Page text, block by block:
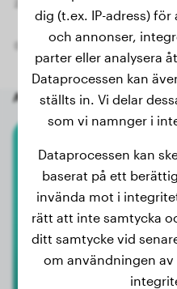
Andra slumpmässiga
Mia
dig (t.ex. IP-adress)
och annonser,
parter eller analysera
Dataprocessen kan
ställts in. Vi delar
som vi namnger i
Dataprocessen kan
baserat på ett
invända mot i
rätt att inte samtycka
ditt samtycke vid
om användningen